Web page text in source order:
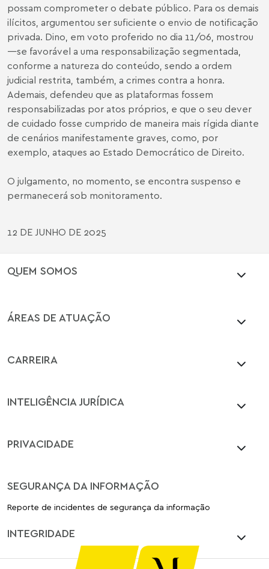
possam comprometer o debate público. Para os demais
ilícitos, argumentou ser suficiente o envio de notificação
privada. Dino, em voto proferido no dia 11/06, mostrou
—se favorável a uma responsabilização segmentada,
conforme a natureza do conteúdo, sendo a ordem
judicial restrita, também, a crimes contra a honra.
Ademais, defendeu que as plataformas fossem
responsabilizadas por atos próprios, e que o seu dever
de cuidado fosse cumprido de maneira mais rígida diante
de cenários manifestamente graves, como, por
exemplo, ataques ao Estado Democrático de Direito.
O julgamento, no momento, se encontra suspenso e
permanecerá sob monitoramento.
12 DE JUNHO DE 2025
QUEM SOMOS
ÁREAS DE ATUAÇÃO
CARREIRA
INTELIGÊNCIA JURÍDICA
PRIVACIDADE
SEGURANÇA DA INFORMAÇÃO
Reporte de incidentes de segurança da informação
INTEGRIDADE